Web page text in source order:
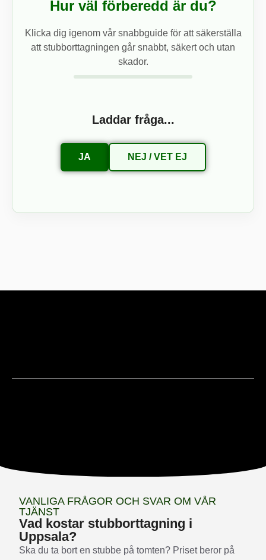
Hur väl förberedd är du?
Klicka dig igenom vår snabbguide för att säkerställa
att stubborttagningen går snabbt, säkert och utan
skador.
Laddar fråga...
JA NEJ / VET EJ
VANLIGA FRÅGOR OCH SVAR OM VÅR
TJÄNST
Vad kostar stubborttagning i
Uppsala?
Ska du ta bort en stubbe på tomten? Priset beror på